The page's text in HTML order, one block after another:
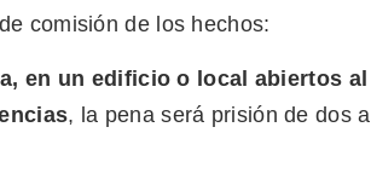
comisión de los hechos:
en un edificio o local abiertos al
, la pena será prisión de dos a